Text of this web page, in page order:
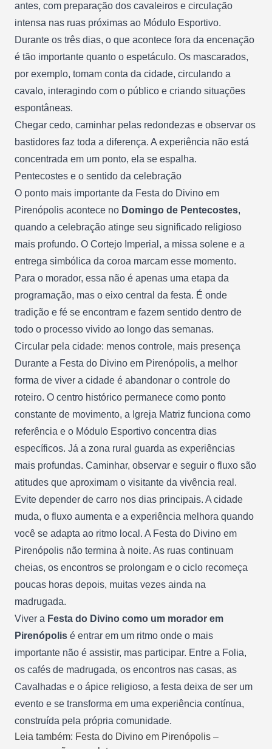
antes, com preparação dos cavaleiros e circulação
intensa nas ruas próximas ao Módulo Esportivo.
Durante os três dias, o que acontece fora da encenação
é tão importante quanto o espetáculo. Os mascarados,
por exemplo, tomam conta da cidade, circulando a
cavalo, interagindo com o público e criando situações
espontâneas.
Chegar cedo, caminhar pelas redondezas e observar os
bastidores faz toda a diferença. A experiência não está
concentrada em um ponto, ela se espalha.
Pentecostes e o sentido da celebração
O ponto mais importante da Festa do Divino em
Pirenópolis acontece no Domingo de Pentecostes,
quando a celebração atinge seu significado religioso
mais profundo. O Cortejo Imperial, a missa solene e a
entrega simbólica da coroa marcam esse momento.
Para o morador, essa não é apenas uma etapa da
programação, mas o eixo central da festa. É onde
tradição e fé se encontram e fazem sentido dentro de
todo o processo vivido ao longo das semanas.
Circular pela cidade: menos controle, mais presença
Durante a Festa do Divino em Pirenópolis, a melhor
forma de viver a cidade é abandonar o controle do
roteiro. O centro histórico permanece como ponto
constante de movimento, a Igreja Matriz funciona como
referência e o Módulo Esportivo concentra dias
específicos. Já a zona rural guarda as experiências
mais profundas. Caminhar, observar e seguir o fluxo são
atitudes que aproximam o visitante da vivência real.
Evite depender de carro nos dias principais. A cidade
muda, o fluxo aumenta e a experiência melhora quando
você se adapta ao ritmo local. A Festa do Divino em
Pirenópolis não termina à noite. As ruas continuam
cheias, os encontros se prolongam e o ciclo recomeça
poucas horas depois, muitas vezes ainda na
madrugada.
Viver a Festa do Divino como um morador em
Pirenópolis é entrar em um ritmo onde o mais
importante não é assistir, mas participar. Entre a Folia,
os cafés de madrugada, os encontros nas casas, as
Cavalhadas e o ápice religioso, a festa deixa de ser um
evento e se transforma em uma experiência contínua,
construída pela própria comunidade.
Leia também: Festa do Divino em Pirenópolis –